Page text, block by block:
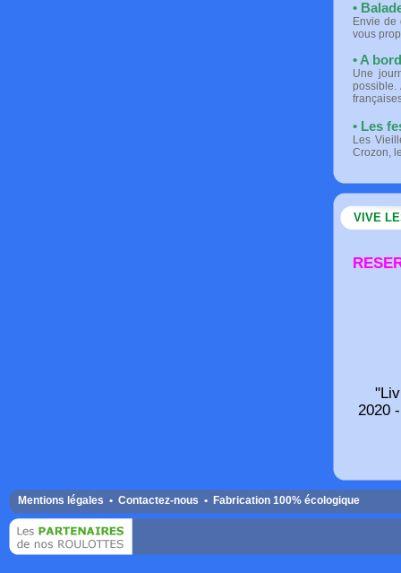
•
Envie de
vous
• A
Une
possible.
• Les
Les
Crozon,
VIVE
2020
Mentions légales • Contactez-nous • Fabrication 100% écologique